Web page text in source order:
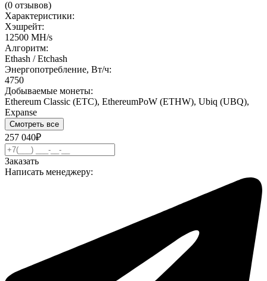
(0 отзывов)
Характеристики:
Хэшрейт:
12500 MH/s
Алгоритм:
Ethash / Etchash
Энергопотребление, Вт/ч:
4750
Добываемые монеты:
Ethereum Classic (ETC), EthereumPoW (ETHW), Ubiq (UBQ),
Expanse
Смотреть все
257 040₽
Заказать
Написать менеджеру: